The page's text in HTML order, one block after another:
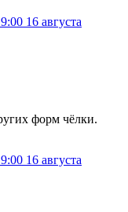
16 августа
форм чёлки.
16 августа